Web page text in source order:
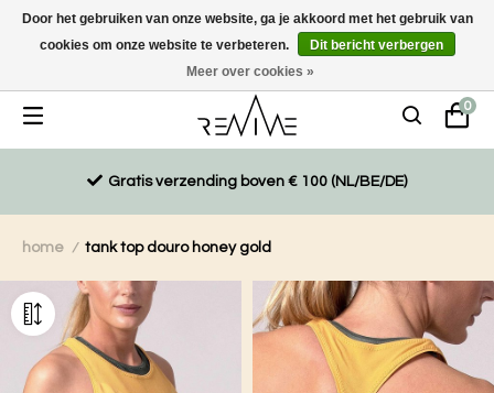
Duurzaam, eco-vriendelijk en ethisch gemaakte producten
0
Gratis verzending boven € 100 (NL/BE/DE)
home / tank top douro honey gold
Door het gebruiken van onze website, ga je akkoord met het gebruik van
cookies om onze website te verbeteren.
Dit bericht verbergen
Meer over cookies »